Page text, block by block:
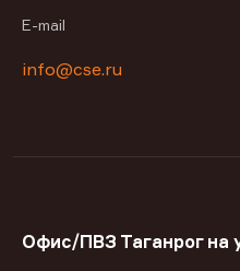
E-mail
info@cse.ru
Офис/ПВЗ Таганрог на